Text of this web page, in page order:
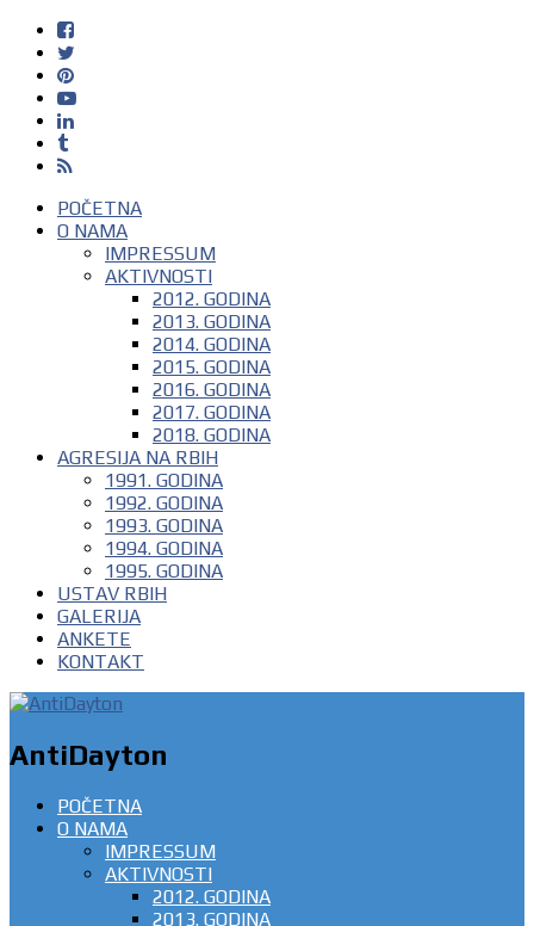
POČETNA
O NAMA
IMPRESSUM
AKTIVNOSTI
2012. GODINA
2013. GODINA
2014. GODINA
2015. GODINA
2016. GODINA
2017. GODINA
2018. GODINA
AGRESIJA NA RBIH
1991. GODINA
1992. GODINA
1993. GODINA
1994. GODINA
1995. GODINA
USTAV RBIH
GALERIJA
ANKETE
KONTAKT
AntiDayton
POČETNA
O NAMA
IMPRESSUM
AKTIVNOSTI
2012. GODINA
2013. GODINA